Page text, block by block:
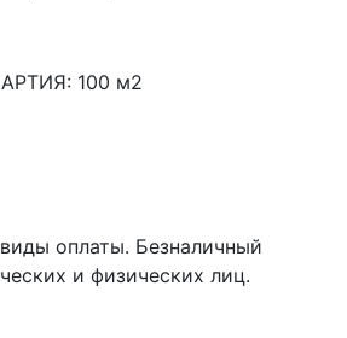
100 м2
оплаты. Безналичный
и физических лиц.